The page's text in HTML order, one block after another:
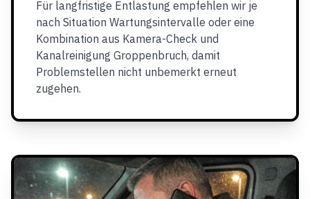
Für langfristige Entlastung empfehlen wir je
nach Situation Wartungsintervalle oder eine
Kombination aus Kamera-Check und
Kanalreinigung Groppenbruch, damit
Problemstellen nicht unbemerkt erneut
zugehen.